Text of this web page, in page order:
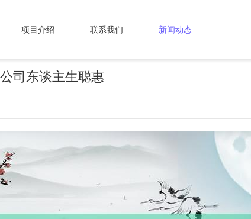
项目介绍 联系我们 新闻动态
司东谈主生聪惠